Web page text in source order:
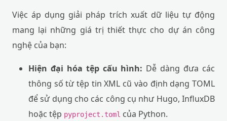
Việc áp dụng giải pháp trích xuất dữ liệu tự động
mang lại những giá trị thiết thực cho dự án công
nghệ của bạn:
Hiện đại hóa tệp cấu hình: Dễ dàng đưa các
thông số từ tệp tin XML cũ vào định dạng TOML
để sử dụng cho các công cụ như Hugo, InfluxDB
hoặc tệp pyproject.toml của Python.